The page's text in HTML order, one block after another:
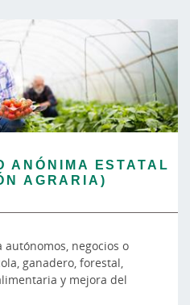
ANÓNIMA ESTATAL
AGRARIA)
negocios o
ganadero, forestal,
y mejora del